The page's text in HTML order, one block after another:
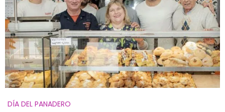
DÍA DEL PANADERO